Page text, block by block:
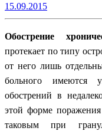
15.09.2015
Обострение
протекает по типу
от него лишь
больного имеются
обострений в
этой форме
таковым при